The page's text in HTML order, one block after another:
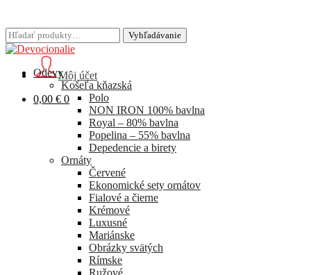
Hľadať: Vyhľadávanie
Môj účet
0,00 € 0
Hľadať: Vyhľadávanie
Odevy
Košeľa kňazská
Polo
NON IRON 100% bavlna
Royal – 80% bavlna
Popelina – 55% bavlna
Depedencie a birety
Ornáty
Červené
Ekonomické sety ornátov
Fialové a čierne
Krémové
Luxusné
Mariánske
Obrázky svätých
Rímske
Ružové